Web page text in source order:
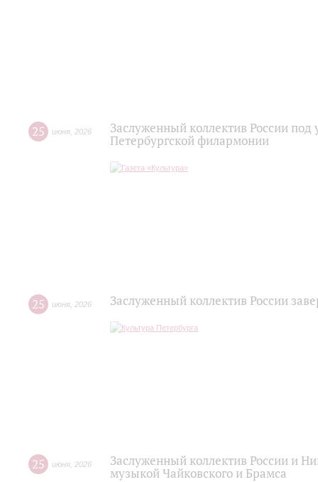
25 июня 2026
Заслуженный коллектив России
Петербургской филармонии
25 июня 2026 Заслуженный коллектив России
25 июня 2026
Заслуженный коллектив России и
музыкой Чайковского и Брамса